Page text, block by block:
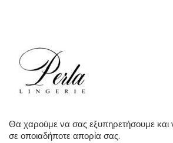
Θα χαρούμε να σας εξυπηρετήσουμε
σε οποιαδήποτε απορία σας.